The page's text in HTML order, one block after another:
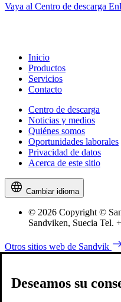
Vaya al Centro de descarga
Inicio
Productos
Servicios
Contacto
Centro de descarga
Noticias y medios
Quiénes somos
Oportunidades laborales
Privacidad de datos
Acerca de este sitio
Cambiar idioma
© 2026 Copyright ©
Sandviken, Suecia Tel.
Otros sitios web de Sandvik
Deseamos su